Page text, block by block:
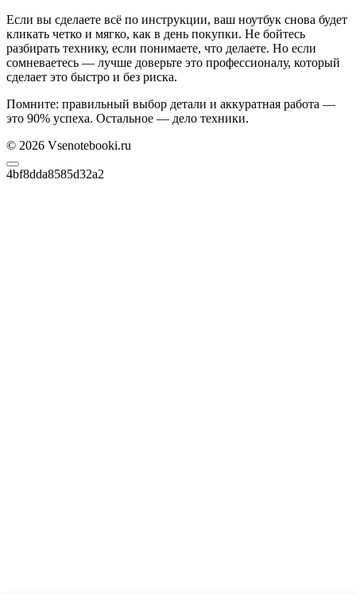
Если вы сделаете всё по инструкции, ваш ноутбук снова будет
кликать четко и мягко, как в день покупки. Не бойтесь
разбирать технику, если понимаете, что делаете. Но если
сомневаетесь — лучше доверьте это профессионалу, который
сделает это быстро и без риска.
Помните: правильный выбор детали и аккуратная работа —
это 90% успеха. Остальное — дело техники.
© 2026 Vsenotebooki.ru
4bf8dda8585d32a2